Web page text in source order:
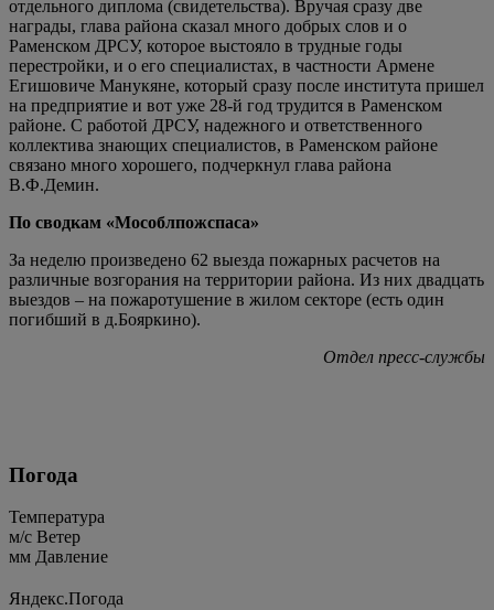
отдельного диплома (свидетельства). Вручая сразу две
награды, глава района сказал много добрых слов и о
Раменском ДРСУ, которое выстояло в трудные годы
перестройки, и о его специалистах, в частности Армене
Егишовиче Манукяне, который сразу после института пришел
на предприятие и вот уже 28-й год трудится в Раменском
районе. С работой ДРСУ, надежного и ответственного
коллектива знающих специалистов, в Раменском районе
связано много хорошего, подчеркнул глава района
В.Ф.Демин.
По сводкам «Мособлпожспаса»
За неделю произведено 62 выезда пожарных расчетов на
различные возгорания на территории района. Из них двадцать
выездов – на пожаротушение в жилом секторе (есть один
погибший в д.Бояркино).
Отдел пресс-службы
Погода
Температура
м/c Ветер
мм Давление
Яндекс.Погода